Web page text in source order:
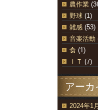
農作業
野球 (1)
雑感 (53)
音楽活動
食 (1)
ＩＴ (7)
アーカ
2024年1月